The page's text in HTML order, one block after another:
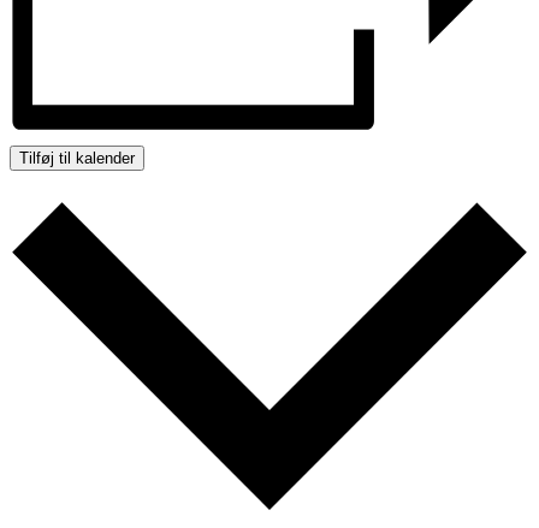
Tilføj til kalender